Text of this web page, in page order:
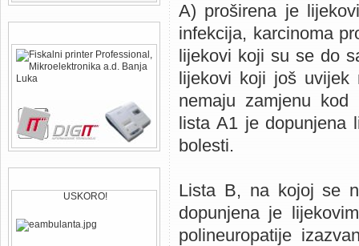
USKORO!
A) proširena je
infekcija, karcinoma
lijekovi koji su se do
lijekovi koji još uvijek
nemaju zamjenu kod
lista A1 je dopunjena
bolesti.
Lista B, na kojoj se
dopunjena je
polineuropatije